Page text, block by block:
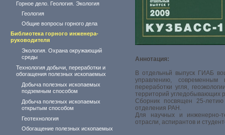
Горное дело. Геология. Экология
Геология
Общие вопросы горного дела
Библиотека горного инженера-
руководителя
Экология. Охрана окружающий
среды
Технология добычи, переработки и
обогащения полезных ископаемых
Добыча полезных ископаемых
подземным способом
Добыча полезных ископаемых
открытым способом
Геотехнология
Обогащение полезных ископаемых
Аннотация:
В отдельньй выпуск ГИАБ
управлению, современным
переработки угля,
территорий угледобывающих
Сборник посвящен 25-
отделения РАН.
Для научных и инженерно-
отрасли, аспирантов и